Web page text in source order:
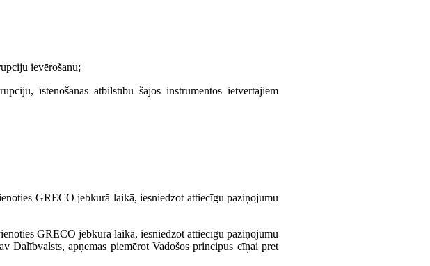
ievērošanu;
īstenošanas atbilstību šajos instrumentos ietvertajiem
GRECO jebkurā laikā, iesniedzot attiecīgu paziņojumu
GRECO jebkurā laikā, iesniedzot attiecīgu paziņojumu
Dalībvalsts, apņemas piemērot Vadošos principus cīņai pret